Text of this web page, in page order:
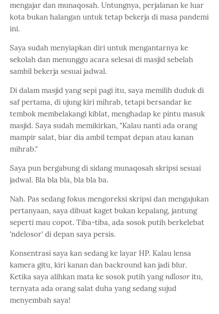
mengajar dan munaqosah. Untungnya, perjalanan ke luar
kota bukan halangan untuk tetap bekerja di masa pandemi
ini.
Saya sudah menyiapkan diri untuk mengantarnya ke
sekolah dan menunggu acara selesai di masjid sebelah
sambil bekerja sesuai jadwal.
Di dalam masjid yang sepi pagi itu, saya memilih duduk di
saf pertama, di ujung kiri mihrab, tetapi bersandar ke
tembok membelakangi kiblat, menghadap ke pintu masuk
masjid. Saya sudah memikirkan, "Kalau nanti ada orang
mampir salat, biar dia ambil tempat depan atau kanan
mihrab."
Saya pun bergabung di sidang munaqosah skripsi sesuai
jadwal. Bla bla bla, bla bla ba.
Nah. Pas sedang fokus mengoreksi skripsi dan mengajukan
pertanyaan, saya dibuat kaget bukan kepalang, jantung
seperti mau copot. Tiba-tiba, ada sosok putih berkelebat
'ndelosor' di depan saya persis.
Konsentrasi saya kan sedang ke layar HP. Kalau lensa
kamera gitu, kiri kanan dan backround kan jadi blur.
Ketika saya alihkan mata ke sosok putih yangndlosor itu,
ternyata ada orang salat duha yang sedang sujud
menyembah saya!